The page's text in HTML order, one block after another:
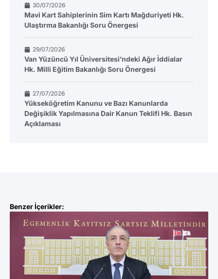
30/07/2026
Mavi Kart Sahiplerinin Sim Kartı Mağduriyeti Hk.
Ulaştırma Bakanlığı Soru Önergesi
29/07/2026
Van Yüzüncü Yıl Üniversitesi’ndeki Ağır İddialar
Hk. Milli Eğitim Bakanlığı Soru Önergesi
27/07/2026
Yükseköğretim Kanunu ve Bazı Kanunlarda
Değişiklik Yapılmasına Dair Kanun Teklifi Hk. Basın
Açıklaması
Benzer İçerikler: